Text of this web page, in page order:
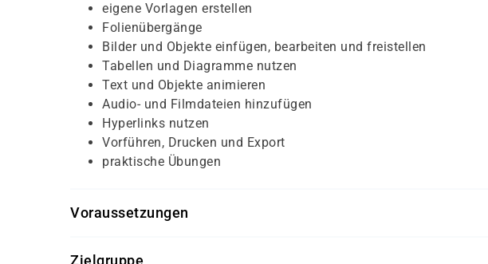
eigene Vorlagen erstellen
Folienübergänge
Bilder und Objekte einfügen, bearbeiten und freistellen
Tabellen und Diagramme nutzen
Text und Objekte animieren
Audio- und Filmdateien hinzufügen
Hyperlinks nutzen
Vorführen, Drucken und Export
praktische Übungen
Voraussetzungen
Zielgruppe